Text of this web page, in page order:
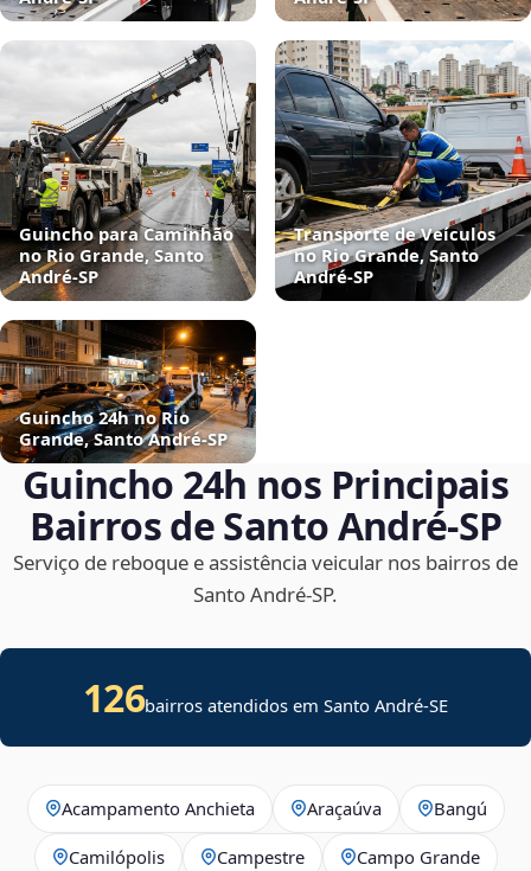
Guincho para Caminhão
no Rio Grande, Santo
André‑SP
Transporte de Veículos
no Rio Grande, Santo
André‑SP
Guincho 24h no Rio
Grande, Santo André‑SP
Guincho 24h nos Principais
Bairros de Santo André‑SP
Serviço de reboque e assistência veicular nos bairros de
Santo André‑SP.
126bairros atendidos emSanto André-SE
Acampamento Anchieta Araçaúva Bangú
Camilópolis Campestre Campo Grande